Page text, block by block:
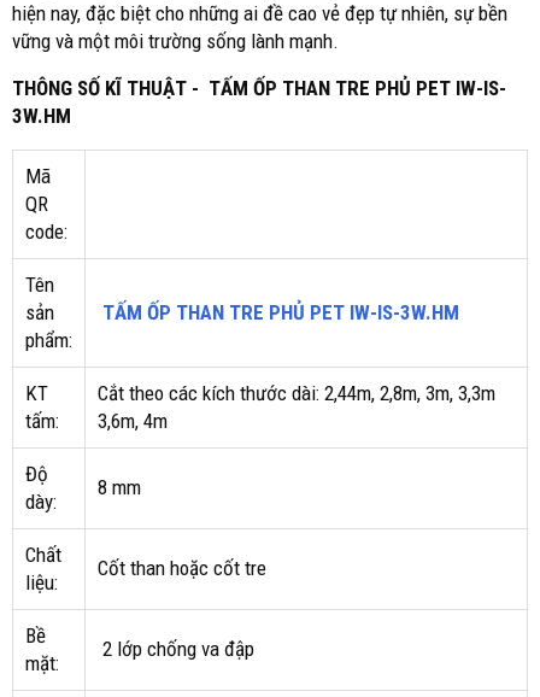
hiện nay, đặc biệt cho những ai đề cao vẻ đẹp tự nhiên, sự bền
vững và một môi trường sống lành mạnh.
THÔNG SỐ KĨ THUẬT - TẤM ỐP THAN TRE PHỦ PET IW-IS-
3W.HM
Mã
QR
code:
Tên
sản
phẩm:
TẤM ỐP THAN TRE PHỦ PET IW-IS-3W.HM
KT
tấm:
Cắt theo các kích thước dài: 2,44m, 2,8m, 3m, 3,3m
3,6m, 4m
Độ
dày:
8 mm
Chất
liệu:
Cốt than hoặc cốt tre
Bề
mặt:
2 lớp chống va đập